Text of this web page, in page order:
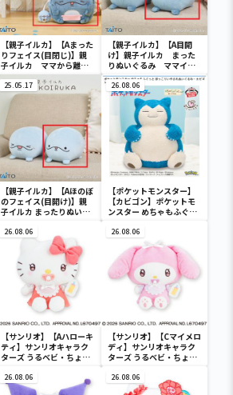
【親子イルカ】【Aまった
りフェイス(目閉じ)】親
子イルカ ママから離れ
ない！息子イルカマスコ
ット付きポーチ
【親子イルカ】【A目開
け】親子イルカ まった
りぬいぐるみ ママイル
カ
25.05.17
【親子イルカ】【Aほのぼ
のフェイス(目開け)】親
子イルカ まったりぬいぐ
26.08.06
【ポケットモンスター】
【カビゴン】ポケットモ
ンスター めちゃもふぐっ
ぐるみ～カビゴン～
26.08.06
【サンリオ】【Aハローキ
ティ】サンリオキャラク
ターズ うるベビ・ちょい
26.08.06
【サンリオ】【Cマイメロ
ディ】サンリオキャラク
ターズ うるベビ・ちょい
26.08.06 26.08.06